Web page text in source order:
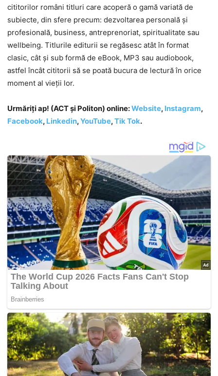
cititorilor români titluri care acoperă o gamă variată de
subiecte, din sfere precum: dezvoltarea personală și
profesională, business, antreprenoriat, spiritualitate sau
wellbeing. Titlurile editurii se regăsesc atât în format
clasic, cât și sub formă de eBook, MP3 sau audiobook,
astfel încât cititorii să se poată bucura de lectură în orice
moment al vieții lor.
Urmăriți ap! (ACT și Politon) online:Website, Instagram,
Facebook, Linkedin,YouTube,Tik Tok.